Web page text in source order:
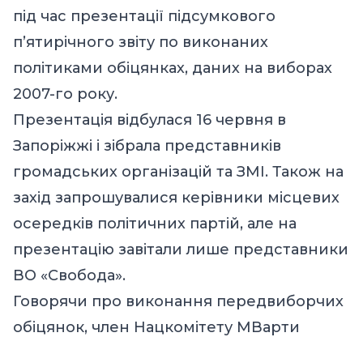
під час презентації підсумкового
п’ятирічного звіту по виконаних
політиками обіцянках, даних на виборах
2007-го року.
Презентація відбулася 16 червня в
Запоріжжі і зібрала представників
громадських організацій та ЗМІ. Також на
захід запрошувалися керівники місцевих
осередків політичних партій, але на
презентацію завітали лише представники
ВО «Свобода».
Говорячи про виконання передвиборчих
обіцянок, член Нацкомітету МВарти